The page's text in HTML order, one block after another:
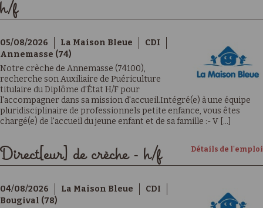
h/f
05/08/2026 La Maison Bleue
CDI
Annemasse (74)
Notre crèche de Annemasse (74100),
recherche son Auxiliaire de Puériculture
titulaire du Diplôme d'État H/F pour
l'accompagner dans sa mission d'accueil.Intégré(e) à une équipe
pluridisciplinaire de professionnels petite enfance, vous êtes
chargé(e) de l'accueil du jeune enfant et de sa famille :- V [...]
Détails de l'emploi
Direct[eur] de crèche - h/f
04/08/2026 La Maison Bleue
CDI
Bougival (78)